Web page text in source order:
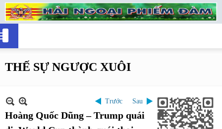
THẾ SỰ NGƯỢC XUÔI
Trước Sau
Hoàng Quốc Dũng – Trump quái